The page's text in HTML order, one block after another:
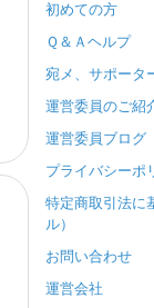
初めての方
Ｑ＆Ａヘルプ
宛メ、サポータ
運営委員のご紹
運営委員ブログ
プライバシーポ
特定商取引法に
ル）
お問い合わせ
運営会社